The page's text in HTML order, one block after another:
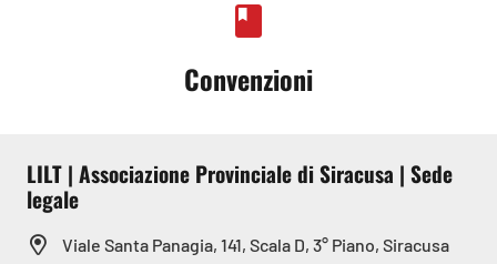
book
Convenzioni
LILT | Associazione Provinciale di Siracusa | Sede
legale
Viale Santa Panagia, 141, Scala D, 3° Piano, Siracusa